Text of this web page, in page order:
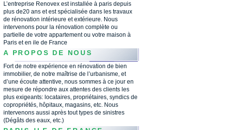
L’entreprise Renovex est installée à paris depuis
plus de20 ans et est spécialisée dans les travaux
de rénovation intérieure et extérieure. Nous
intervenons pour la rénovation complète ou
partielle de votre appartement ou votre maison à
Paris et en ile de France
A PROPOS DE NOUS
Fort de notre expérience en rénovation de bien
immobilier, de notre maîtrise de l’urbanisme, et
d’une écoute attentive, nous sommes à ce jour en
mesure de répondre aux attentes des clients les
plus exigeants: locataires, propriétaires, syndics de
copropriétés, hôpitaux, magasins, etc. Nous
intervenons aussi après tout types de sinistres
(Dégâts des eaux, etc.)